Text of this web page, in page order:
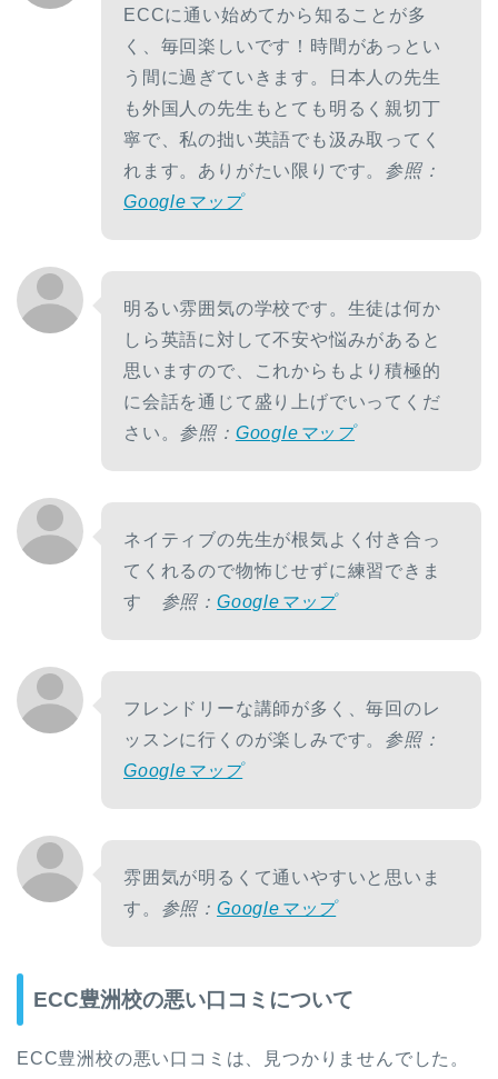
ECCに通い始めてから知ることが多
く、毎回楽しいです！時間があっとい
う間に過ぎていきます。日本人の先生
も外国人の先生もとても明るく親切丁
寧で、私の拙い英語でも汲み取ってく
れます。ありがたい限りです。 参照：
Googleマップ
明るい雰囲気の学校です。生徒は何か
しら英語に対して不安や悩みがあると
思いますので、これからもより積極的
に会話を通じて盛り上げでいってくだ
さい。 参照： Googleマップ
ネイティブの先生が根気よく付き合っ
てくれるので物怖じせずに練習できま
す 参照：Googleマップ
フレンドリーな講師が多く、毎回のレ
ッスンに行くのが楽しみです。 参照：
Googleマップ
雰囲気が明るくて通いやすいと思いま
す。 参照：Googleマップ
ECC豊洲校の悪い口コミについて
ECC豊洲校の悪い口コミは、見つかりませんでした。